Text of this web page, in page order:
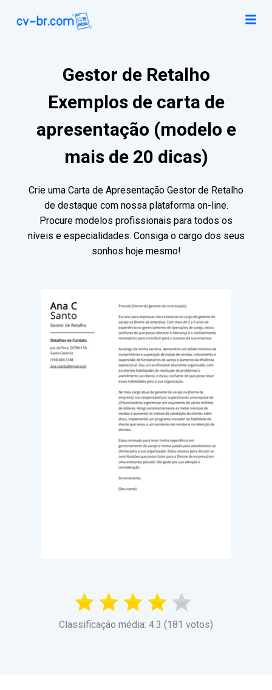
Gestor de Retalho
Exemplos de carta de
apresentação (modelo e
mais de 20 dicas)
Crie uma Carta de Apresentação Gestor de Retalho
de destaque com nossa plataforma on-line.
Procure modelos profissionais para todos os
níveis e especialidades. Consiga o cargo dos seus
sonhos hoje mesmo!
Classificação média: 4.3 (181 votos)